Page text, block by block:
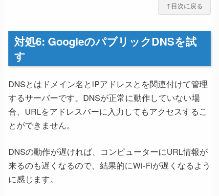
↑目次に戻る
対処6: GoogleのパブリックDNSを試
す
DNSとはドメイン名とIPアドレスとを関連付けて管理
するサーバーです。DNSが正常に動作していない場
合、URLをアドレスバーに入力してもアクセスするこ
とができません。
DNSの動作が遅ければ、コンピューターにURL情報が
来るのも遅くなるので、結果的にWi-Fiが遅くなるよう
に感じます。